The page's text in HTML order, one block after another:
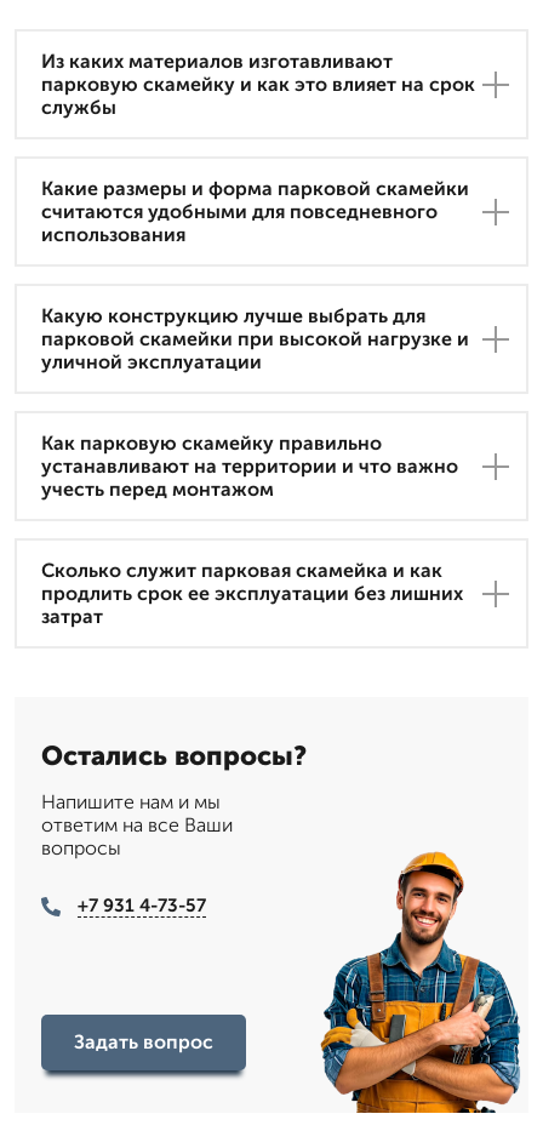
Из каких материалов изготавливают
парковую скамейку и как это влияет на срок
службы
Какие размеры и форма парковой скамейки
считаются удобными для повседневного
использования
Какую конструкцию лучше выбрать для
парковой скамейки при высокой нагрузке и
уличной эксплуатации
Как парковую скамейку правильно
устанавливают на территории и что важно
учесть перед монтажом
Сколько служит парковая скамейка и как
продлить срок ее эксплуатации без лишних
затрат
Остались вопросы?
Напишите нам и мы
ответим на все Ваши
вопросы
+7 931 4-73-57
Задать вопрос